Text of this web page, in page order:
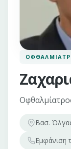
Βασ.
Εμφάνιση